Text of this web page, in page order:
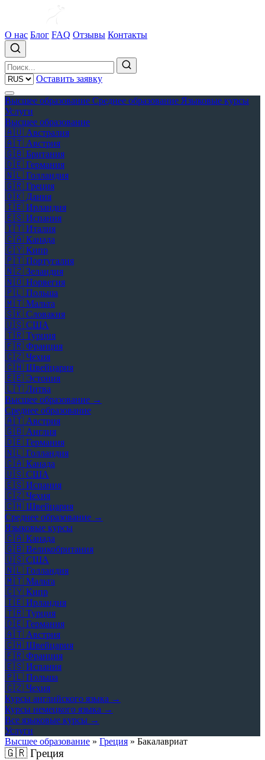
О нас Блог FAQ Отзывы Контакты
Оставить заявку
Высшее образование Среднее образование Языковые курсы
Услуги
Высшее образование
🇦🇺 Австралия
🇦🇹 Австрия
🇬🇧 Британия
🇩🇪 Германия
🇳🇱 Голландия
🇬🇷 Греция
🇩🇰 Дания
🇮🇪 Ирландия
🇪🇸 Испания
🇮🇹 Италия
🇨🇦 Канада
🇨🇾 Кипр
🇵🇹 Португалия
🇳🇿 Зеландия
🇳🇴 Норвегия
🇵🇱 Польша
🇲🇹 Мальта
🇸🇰 Словакия
🇺🇸 США
🇹🇷 Турция
🇫🇷 Франция
🇨🇿 Чехия
🇨🇭 Швейцария
🇪🇪 Эстония
🇱🇹 Литва
Высшее образование →
Среднее образование
🇦🇹 Австрия
🇬🇧 Англия
🇩🇪 Германия
🇳🇱 Голландия
🇨🇦 Канада
🇺🇸 США
🇪🇸 Испания
🇨🇿 Чехия
🇨🇭 Швейцария
Среднее образование →
Языковые курсы
🇨🇦 Канада
🇬🇧 Великобритания
🇺🇸 США
🇳🇱 Голландия
🇲🇹 Мальта
🇨🇾 Кипр
🇮🇪 Ирландия
🇹🇷 Турция
🇩🇪 Германия
🇦🇹 Австрия
🇨🇭 Швейцария
🇫🇷 Франция
🇪🇸 Испания
🇵🇱 Польша
🇨🇿 Чехия
Курсы английского языка →
Курсы немецкого языка →
Все языковые курсы →
Услуги
Высшее образование » Греция » Бакалавриат
🇬🇷Греция